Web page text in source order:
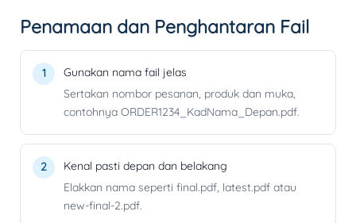
Penamaan dan Penghantaran Fail
Gunakan nama fail jelas
Sertakan nombor pesanan, produk dan muka,
contohnya ORDER1234_KadNama_Depan.pdf.
Kenal pasti depan dan belakang
Elakkan nama seperti final.pdf, latest.pdf atau
new-final-2.pdf.